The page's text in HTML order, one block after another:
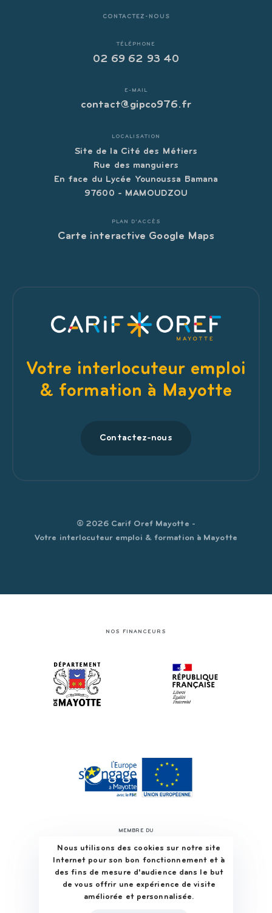
CONTACTEZ-NOUS
TÉLÉPHONE
02 69 62 93 40
E-MAIL
contact@gipco976.fr
LOCALISATION
Site de la Cité des Métiers
Rue des manguiers
En face du Lycée Younoussa Bamana
97600 - MAMOUDZOU
PLAN D'ACCÈS
Carte interactive Google Maps
Votre interlocuteur emploi
& formation à Mayotte
Contactez-nous
© 2026 Carif Oref Mayotte -
Votre interlocuteur emploi & formation à Mayotte
NOS FINANCEURS
MEMBRE DU
Nous utilisons des cookies sur notre site
Internet pour son bon fonctionnement et à
des fins de mesure d'audience dans le but
de vous offrir une expérience de visite
améliorée et personnalisée.